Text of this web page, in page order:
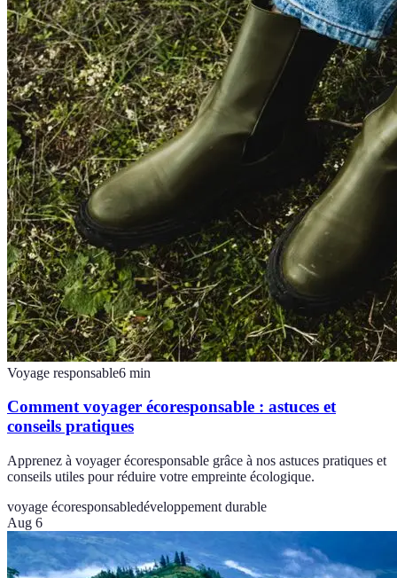
Voyage responsable6 min
Comment voyager écoresponsable : astuces et
conseils pratiques
Apprenez à voyager écoresponsable grâce à nos astuces pratiques et
conseils utiles pour réduire votre empreinte écologique.
voyage écoresponsabledéveloppement durable
Aug 6